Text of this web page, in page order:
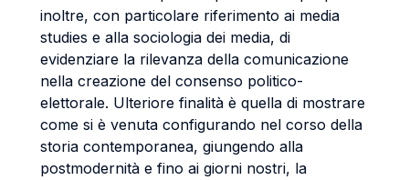
inoltre, con particolare riferimento ai media
studies e alla sociologia dei media, di
evidenziare la rilevanza della comunicazione
nella creazione del consenso politico-
elettorale. Ulteriore finalità è quella di mostrare
come si è venuta configurando nel corso della
storia contemporanea, giungendo alla
postmodernità e fino ai giorni nostri, la